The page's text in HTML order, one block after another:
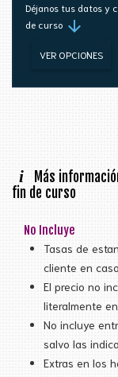
Déjanos tus datos y
de curso arrow_downward
VER OPCIONES
i
Más
fin de curso
No Incluye
Tasas de
cliente en
El precio no
literalmente
No incluye
salvo las
Extras en los